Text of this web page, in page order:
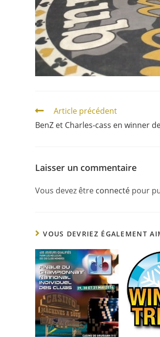
Article précédent
BenZ et Charles-cass en winner
Laisser un commentaire
Vous devez être connecté pour
VOUS DEVRIEZ ÉGALEMENT